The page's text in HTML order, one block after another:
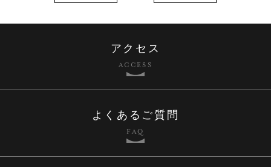
アクセス
ACCESS
よくあるご質問
FAQ